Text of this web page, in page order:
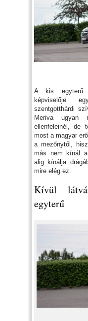
A kis egyterű
képviselője
szentgotthárdi
Meriva ugyan
ellenfeleinél, de
most a magyar
a mezőnytől,
más nem kínál a
alig kínálja
mire elég ez.
Kívül
egyterű